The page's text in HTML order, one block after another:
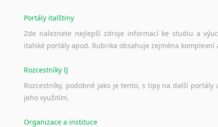
Portály italštiny
Zde naleznete nejlepší zdroje informací ke studiu a
italské portály apod. Rubrika obsahuje zejména komplexní
Rozcestníky IJ
Rozcestníky, podobné jako je tento, s tipy na další portály
jeho využitím.
Organizace a instituce